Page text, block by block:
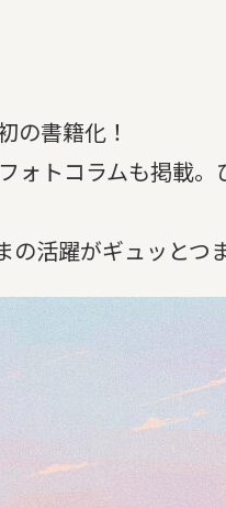
の書籍化！
ォトコラムも掲載
活躍がギュッとつ